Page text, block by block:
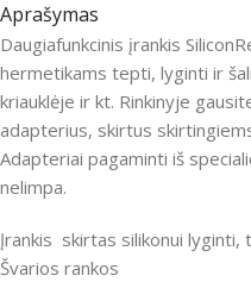
Aprašymas
Daugiafunkcinis įrankis
hermetikams tepti, lyginti ir
kriauklėje ir kt. Rinkinyje
adapterius, skirtus
Adapteriai pagaminti iš
nelimpa.
Įrankis skirtas silikonui lyginti,
Švarios rankos